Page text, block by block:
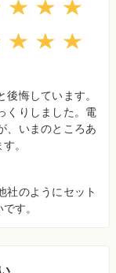
悔しています。
くりしました。電
、いまのところあ
。
社のようにセット
す。